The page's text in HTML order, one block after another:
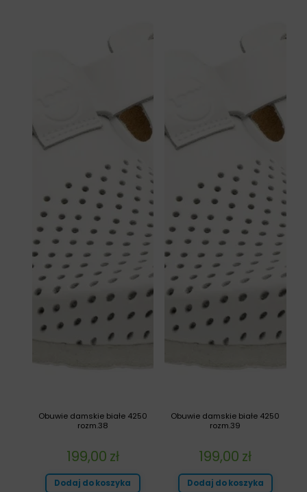
Obuwie damskie białe 4250
rozm.39
199,00 zł
Dodaj do koszyka
Obuwie damskie białe 4250
rozm.38
199,00 zł
Dodaj do koszyka